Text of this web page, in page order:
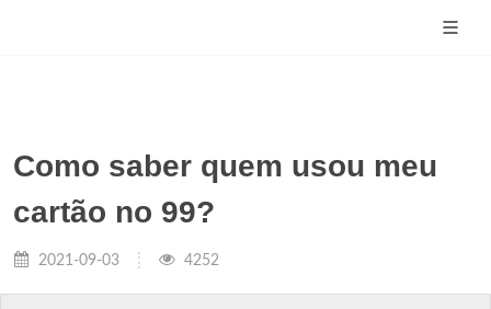
Como saber quem usou meu
cartão no 99?
2021-09-03 4252